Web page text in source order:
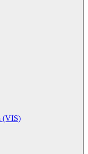
(VIS)